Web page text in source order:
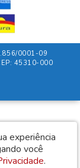
0001-09
45310-000
experiência
você
.